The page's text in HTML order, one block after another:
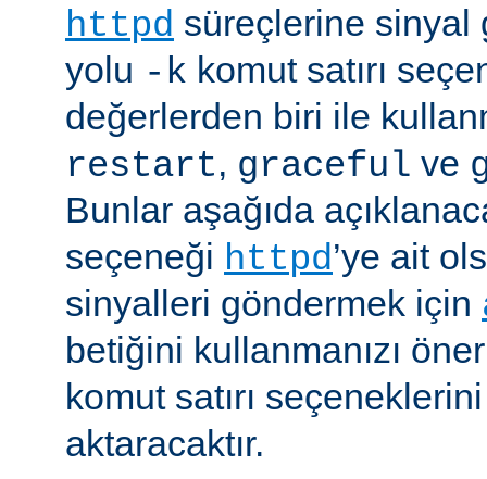
httpd süreçlerine sinyal
yolu -k komut satırı
değerlerden biri ile
restart, graceful ve
Bunlar aşağıda
seçeneği httpd’ye ait
sinyalleri göndermek için
betiğini kullanmanızı
komut satırı
aktaracaktır.